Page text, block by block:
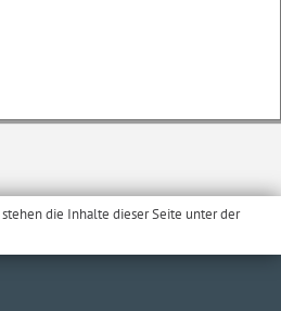
stehen die Inhalte dieser Seite unter der